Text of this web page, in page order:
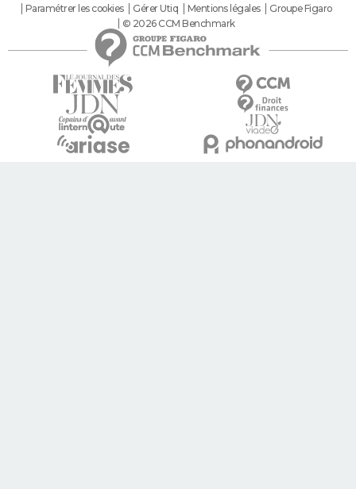
Paramétrer les cookies
Gérer Utiq Mentions légales
Groupe Figaro
© 2026 CCM Benchmark